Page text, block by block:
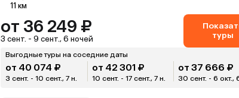
11 км
от 36 249 ₽
3 сент. - 9 сент., 6 ночей
туры
Выгодные туры на соседние даты
от 40 074 ₽
3 сент. - 10 сент., 7 н.
от 42 301 ₽
10 сент. - 17 сент., 7 н.
от 37 666 ₽
30 сент. - 6 окт.,